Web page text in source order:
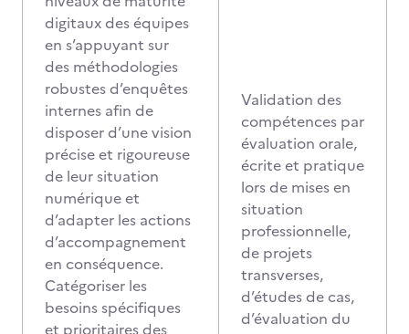
digitaux des équipes
en s’appuyant sur
des méthodologies
robustes d’enquêtes
internes afin de
disposer d’une vision
précise et rigoureuse
de leur situation
numérique et
d’adapter les actions
d’accompagnement
en conséquence.
Catégoriser les
besoins spécifiques
et prioritaires des
Validation des
compétences par
évaluation orale,
écrite et pratique
lors de mises en
situation
professionnelle,
de projets
transverses,
d’études de cas,
d’évaluation du